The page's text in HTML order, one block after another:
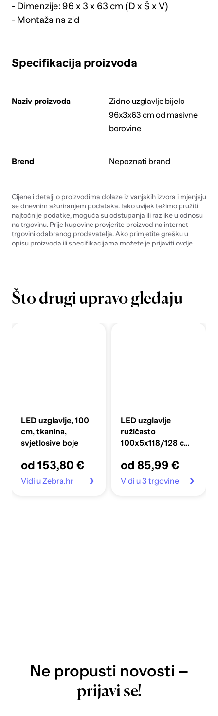
- Dimenzije: 96 x 3 x 63 cm (D x Š x V)
- Montaža na zid
Specifikacija proizvoda
Naziv proizvoda
Zidno uzglavlje bijelo
96x3x63 cm od masivne
borovine
Brend Nepoznati brand
Cijene i detalji o proizvodima dolaze iz vanjskih izvora i mjenjaju
se dnevnim ažuriranjem podataka. Iako uvijek težimo pružiti
najtočnije podatke, moguća su odstupanja ili razlike u odnosu
na trgovinu. Prije kupovine provjerite proizvod na internet
trgovini odabranog prodavatelja. Ako primjetite grešku u
opisu proizvoda ili specifikacijama možete je prijavitiovdje.
Što drugi upravo gledaju
LED uzglavlje, 100
cm, tkanina,
svjetlosive boje
od 153,80 €
Vidi u Zebra.hr
LED uzglavlje
ružičasto
100x5x118/128 cm
od 85,99 €
Vidi u 3 trgovine
Ne propusti novosti –
prijavi se!